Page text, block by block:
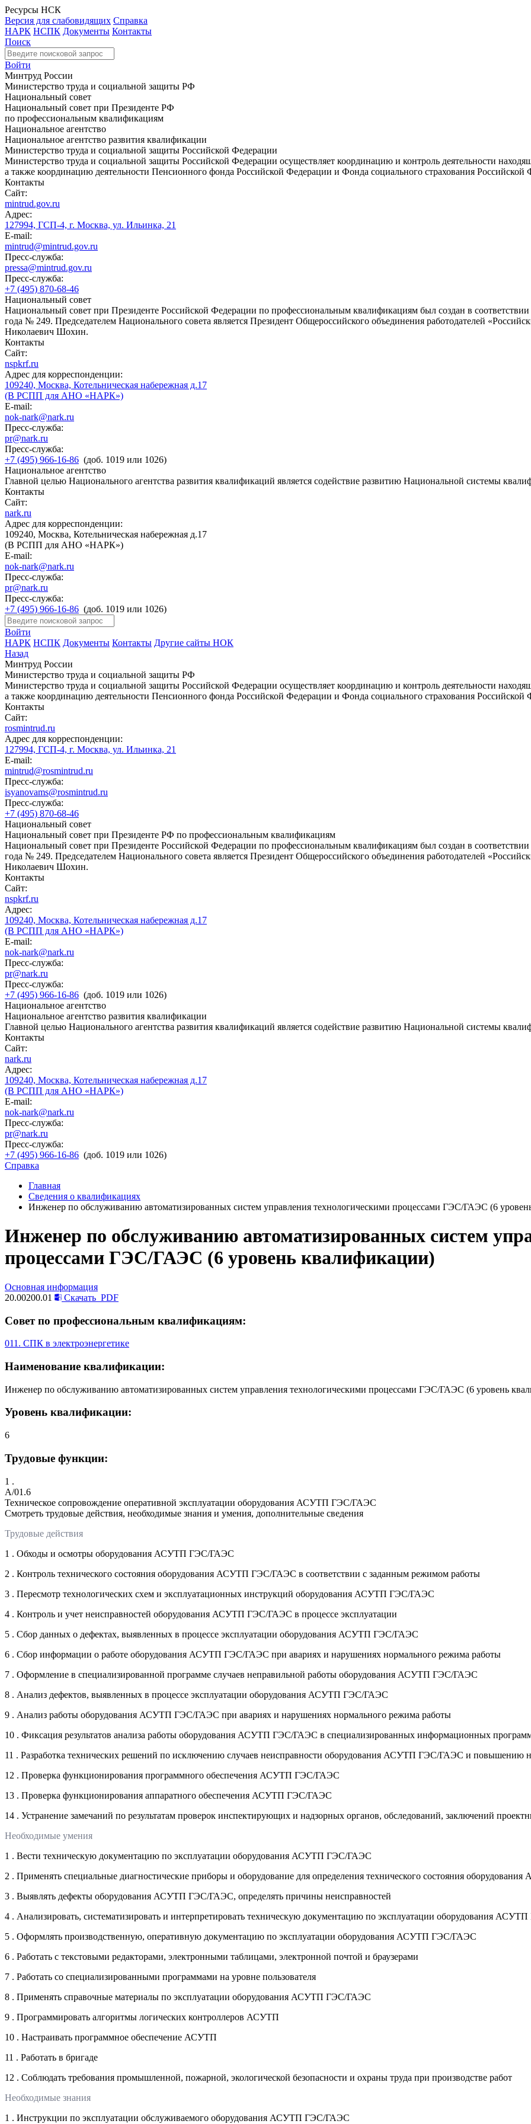
Ресурсы НСК
Версия для слабовидящих Справка
НАРК НСПК Документы Контакты
Поиск
Войти
Минтруд России
Министерство труда и социальной защиты РФ
Национальный совет
Национальный совет при Президенте РФ
по профессиональным квалификациям
Национальное агентство
Национальное агентство развития квалификации
Министерство труда и социальной защиты Российской Федерации
Министерство труда и социальной защиты Российской Федерации осуществляет координацию и контроль деятельности
а также координацию деятельности Пенсионного фонда Российской Федерации и Фонда социального страхования Российской
Контакты
Сайт:
mintrud.gov.ru
Адрес:
127994, ГСП-4, г. Москва, ул. Ильинка, 21
E-mail:
mintrud@mintrud.gov.ru
Пресс-служба:
pressa@mintrud.gov.ru
Пресс-служба:
+7 (495) 870-68-46
Национальный совет
Национальный совет при Президенте Российской Федерации по профессиональным квалификациям был создан в
года № 249. Председателем Национального совета является Президент Общероссийского объединения работодателей
Николаевич Шохин.
Контакты
Сайт:
nspkrf.ru
Адрес для корреспонденции:
109240, Москва, Котельническая набережная д.17
(В РСПП для АНО «НАРК»)
E-mail:
nok-nark@nark.ru
Пресс-служба:
pr@nark.ru
Пресс-служба:
+7 (495) 966-16-86 (доб. 1019 или 1026)
Национальное агентство
Главной целью Национального агентства развития квалификаций является содействие развитию Национальной системы
Контакты
Сайт:
nark.ru
Адрес для корреспонденции:
109240, Москва, Котельническая набережная д.17
(В РСПП для АНО «НАРК»)
E-mail:
nok-nark@nark.ru
Пресс-служба:
pr@nark.ru
Пресс-служба:
+7 (495) 966-16-86 (доб. 1019 или 1026)
Войти
НАРК НСПК Документы Контакты Другие сайты НОК
Назад
Минтруд России
Министерство труда и социальной защиты РФ
Министерство труда и социальной защиты Российской Федерации осуществляет координацию и контроль деятельности
а также координацию деятельности Пенсионного фонда Российской Федерации и Фонда социального страхования Российской
Контакты
Сайт:
rosmintrud.ru
Адрес для корреспонденции:
127994, ГСП-4, г. Москва, ул. Ильинка, 21
E-mail:
mintrud@rosmintrud.ru
Пресс-служба:
isyanovams@rosmintrud.ru
Пресс-служба:
+7 (495) 870-68-46
Национальный совет
Национальный совет при Президенте РФ по профессиональным квалификациям
Национальный совет при Президенте Российской Федерации по профессиональным квалификациям был создан в
года № 249. Председателем Национального совета является Президент Общероссийского объединения работодателей
Николаевич Шохин.
Контакты
Сайт:
nspkrf.ru
Адрес:
109240, Москва, Котельническая набережная д.17
(В РСПП для АНО «НАРК»)
E-mail:
nok-nark@nark.ru
Пресс-служба:
pr@nark.ru
Пресс-служба:
+7 (495) 966-16-86 (доб. 1019 или 1026)
Национальное агентство
Национальное агентство развития квалификации
Главной целью Национального агентства развития квалификаций является содействие развитию Национальной системы
Контакты
Сайт:
nark.ru
Адрес:
109240, Москва, Котельническая набережная д.17
(В РСПП для АНО «НАРК»)
E-mail:
nok-nark@nark.ru
Пресс-служба:
pr@nark.ru
Пресс-служба:
+7 (495) 966-16-86 (доб. 1019 или 1026)
Справка
Главная
Сведения о квалификациях
Инженер по обслуживанию автоматизированных систем управления технологическими процессами ГЭС/ГАЭС (6
Инженер по обслуживанию автоматизированных систем
процессами ГЭС/ГАЭС (6 уровень квалификации)
Основная информация
20.00200.01
Скачать PDF
Совет по профессиональным квалификациям:
011. СПК в электроэнергетике
Наименование квалификации:
Инженер по обслуживанию автоматизированных систем управления технологическими процессами ГЭС/ГАЭС (6 уровень
Уровень квалификации:
6
Трудовые функции:
1 .
A/01.6
Техническое сопровождение оперативной эксплуатации оборудования АСУТП ГЭС/ГАЭС
Смотреть трудовые действия, необходимые знания и умения, дополнительные сведения
Трудовые действия
1 . Обходы и осмотры оборудования АСУТП ГЭС/ГАЭС
2 . Контроль технического состояния оборудования АСУТП ГЭС/ГАЭС в соответствии с заданным режимом работы
3 . Пересмотр технологических схем и эксплуатационных инструкций оборудования АСУТП ГЭС/ГАЭС
4 . Контроль и учет неисправностей оборудования АСУТП ГЭС/ГАЭС в процессе эксплуатации
5 . Сбор данных о дефектах, выявленных в процессе эксплуатации оборудования АСУТП ГЭС/ГАЭС
6 . Сбор информации о работе оборудования АСУТП ГЭС/ГАЭС при авариях и нарушениях нормального режима работы
7 . Оформление в специализированной программе случаев неправильной работы оборудования АСУТП ГЭС/ГАЭС
8 . Анализ дефектов, выявленных в процессе эксплуатации оборудования АСУТП ГЭС/ГАЭС
9 . Анализ работы оборудования АСУТП ГЭС/ГАЭС при авариях и нарушениях нормального режима работы
10 . Фиксация результатов анализа работы оборудования АСУТП ГЭС/ГАЭС в специализированных информационных
11 . Разработка технических решений по исключению случаев неисправности оборудования АСУТП ГЭС/ГАЭС и повышению
12 . Проверка функционирования программного обеспечения АСУТП ГЭС/ГАЭС
13 . Проверка функционирования аппаратного обеспечения АСУТП ГЭС/ГАЭС
14 . Устранение замечаний по результатам проверок инспектирующих и надзорных органов, обследований, заключений
Необходимые умения
1 . Вести техническую документацию по эксплуатации оборудования АСУТП ГЭС/ГАЭС
2 . Применять специальные диагностические приборы и оборудование для определения технического состояния
3 . Выявлять дефекты оборудования АСУТП ГЭС/ГАЭС, определять причины неисправностей
4 . Анализировать, систематизировать и интерпретировать техническую документацию по эксплуатации оборудования
5 . Оформлять производственную, оперативную документацию по эксплуатации оборудования АСУТП ГЭС/ГАЭС
6 . Работать с текстовыми редакторами, электронными таблицами, электронной почтой и браузерами
7 . Работать со специализированными программами на уровне пользователя
8 . Применять справочные материалы по эксплуатации оборудования АСУТП ГЭС/ГАЭС
9 . Программировать алгоритмы логических контроллеров АСУТП
10 . Настраивать программное обеспечение АСУТП
11 . Работать в бригаде
12 . Соблюдать требования промышленной, пожарной, экологической безопасности и охраны труда при производстве работ
Необходимые знания
1 . Инструкции по эксплуатации обслуживаемого оборудования АСУТП ГЭС/ГАЭС